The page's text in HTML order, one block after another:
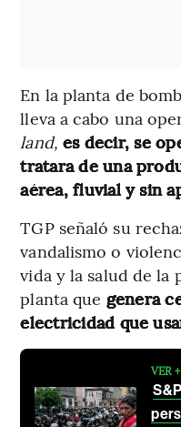
En la planta de
lleva a cabo una
land, es decir, se
tratara de una
aérea, fluvial y sin
TGP señaló su
vandalismo o
vida y la salud de la
planta que genera
electricidad que
VER +